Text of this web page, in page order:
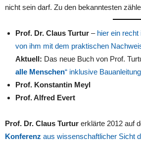
nicht sein darf. Zu den bekanntesten
Prof. Dr. Claus Turtur – hier ein
von ihm mit dem praktischen
Aktuell: Das neue Buch von Prof.
alle Menschen“ inklusive
Prof. Konstantin Meyl
Prof. Alfred Evert
Prof. Dr. Claus Turtur erklärte 2012 auf
Konferenz aus wissenschaftlicher Sicht